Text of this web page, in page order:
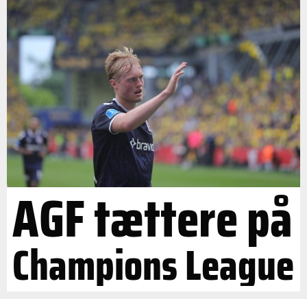
AGF tættere på
Champions League